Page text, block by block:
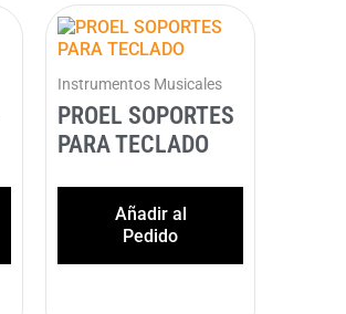
Instrumentos Musicales
PROEL SOPORTES
PARA TECLADO
Añadir al
Pedido